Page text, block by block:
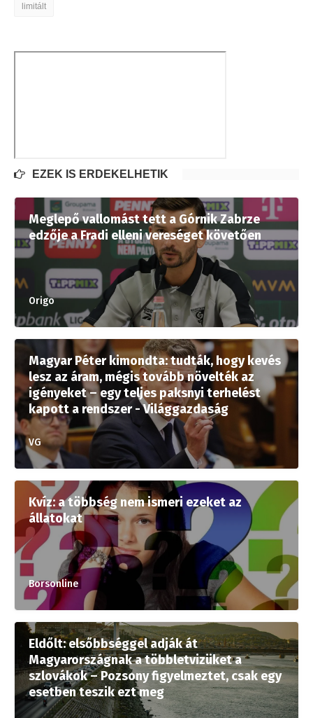
limitált
EZEK IS ÉRDEKELHETIK
Meglepő vallomást tett a Górnik Zabrze
edzője a Fradi elleni vereséget követően
Origo
Magyar Péter kimondta: tudták, hogy kevés
lesz az áram, mégis tovább növelték az
igényeket – egy teljes paksnyi terhelést
kapott a rendszer - Világgazdaság
VG
Kvíz: a többség nem ismeri ezeket az
állatokat
Borsonline
Eldőlt: elsőbbséggel adják át
Magyarországnak a többletvizüket a
szlovákok – Pozsony figyelmeztet, csak egy
esetben teszik ezt meg